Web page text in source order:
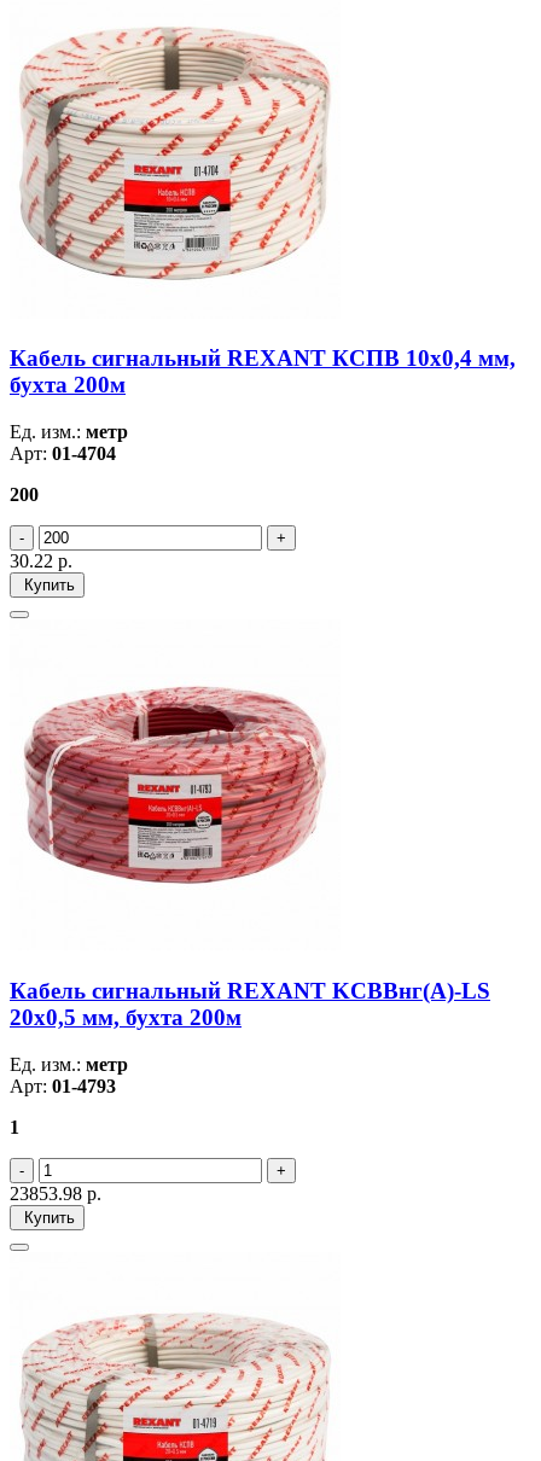
Кабель сигнальный REXANT КCПB 10х0,4 мм,
бухта 200м
Ед. изм.: метр
Арт: 01-4704
200
30.22 р.
Купить
Кабель сигнальный REXANT KСВВнг(А)-LS
20х0,5 мм, бухта 200м
Ед. изм.: метр
Арт: 01-4793
1
23853.98 р.
Купить